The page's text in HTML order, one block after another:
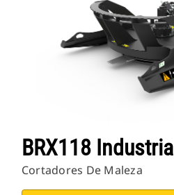
BRX118 Industrial
Cortadores De Maleza